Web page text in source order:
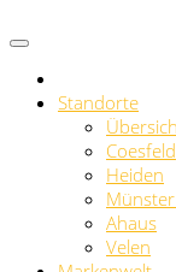
Standorte
Coesfeld
Heiden
Ahaus
Velen